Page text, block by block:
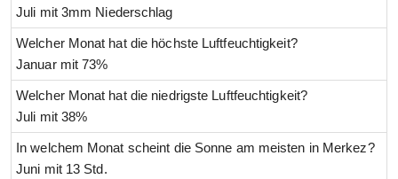
Juli mit 3mm Niederschlag
Welcher Monat hat die höchste Luftfeuchtigkeit?
Januar mit 73%
Welcher Monat hat die niedrigste Luftfeuchtigkeit?
Juli mit 38%
In welchem Monat scheint die Sonne am meisten in Merkez?
Juni mit 13 Std.